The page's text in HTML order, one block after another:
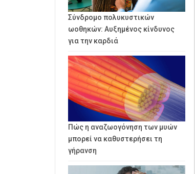
Σύνδρομο πολυκυστικών
ωοθηκών: Αυξημένος κίνδυνος
για την καρδιά
Πώς η αναζωογόνηση των μυών
μπορεί να καθυστερήσει τη
γήρανση